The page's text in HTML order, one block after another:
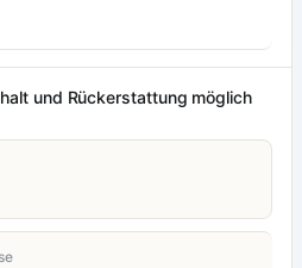
und Rückerstattung möglich